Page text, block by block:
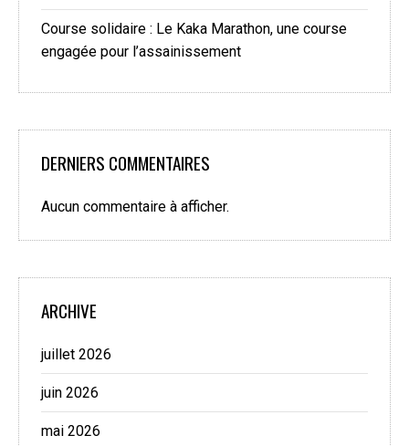
Course solidaire : Le Kaka Marathon, une course
engagée pour l’assainissement
DERNIERS COMMENTAIRES
Aucun commentaire à afficher.
ARCHIVE
juillet 2026
juin 2026
mai 2026